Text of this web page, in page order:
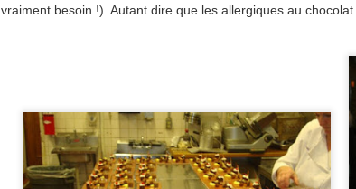
vraiment besoin !). Autant dire que les allergiques au
Pick Up au Depanneur